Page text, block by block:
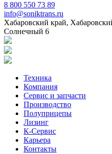
8 800 550 73 89
info@soniktrans.ru
Хабаровский край,
Солнечный 6
Техника
Компания
Сервис и запчасти
Производство
Полуприцепы
Лизинг
К-Сервис
Карьера
Контакты